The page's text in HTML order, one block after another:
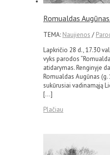
Romualdas
TEMA: Naujienos /
Lapkričio 28 d., 17.30
vyks parodos
atidarymas. Renginyje
Romualdas Augūnas
sukūrusiai vadinamąją
[…]
Plačiau